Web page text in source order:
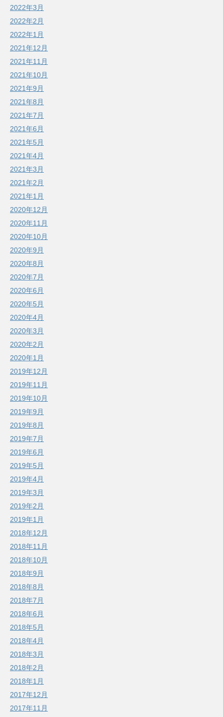
2022年3月
2022年2月
2022年1月
2021年12月
2021年11月
2021年10月
2021年9月
2021年8月
2021年7月
2021年6月
2021年5月
2021年4月
2021年3月
2021年2月
2021年1月
2020年12月
2020年11月
2020年10月
2020年9月
2020年8月
2020年7月
2020年6月
2020年5月
2020年4月
2020年3月
2020年2月
2020年1月
2019年12月
2019年11月
2019年10月
2019年9月
2019年8月
2019年7月
2019年6月
2019年5月
2019年4月
2019年3月
2019年2月
2019年1月
2018年12月
2018年11月
2018年10月
2018年9月
2018年8月
2018年7月
2018年6月
2018年5月
2018年4月
2018年3月
2018年2月
2018年1月
2017年12月
2017年11月